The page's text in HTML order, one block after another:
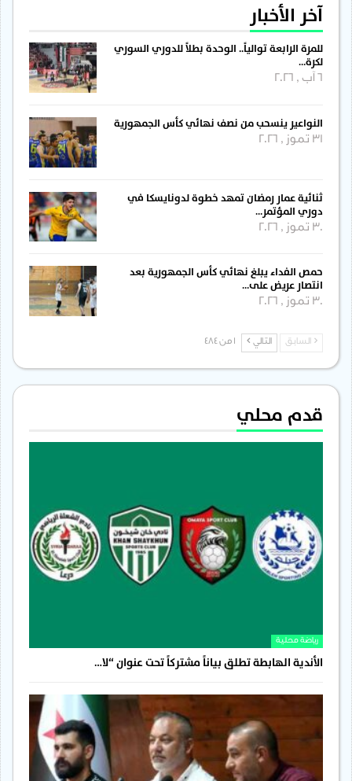
آخر الأخبار
للمرة الرابعة توالياً.. الوحدة بطلاً للدوري السوري
لكرة…
النواعير ينسحب من نصف نهائي كأس الجمهورية
31 تموز , 2026
ثنائية عمار رمضان تمهد خطوة لدونايسكا في
دوري المؤتمر…
30 تموز , 2026
حمص الفداء يبلغ نهائي كأس الجمهورية بعد
انتصار عريض على…
30 تموز , 2026
السابق التالي
قدم محلي
رياضة محلية
الأندية الهابطة تطلق بياناً مشتركاً تحت عنوان “لا…